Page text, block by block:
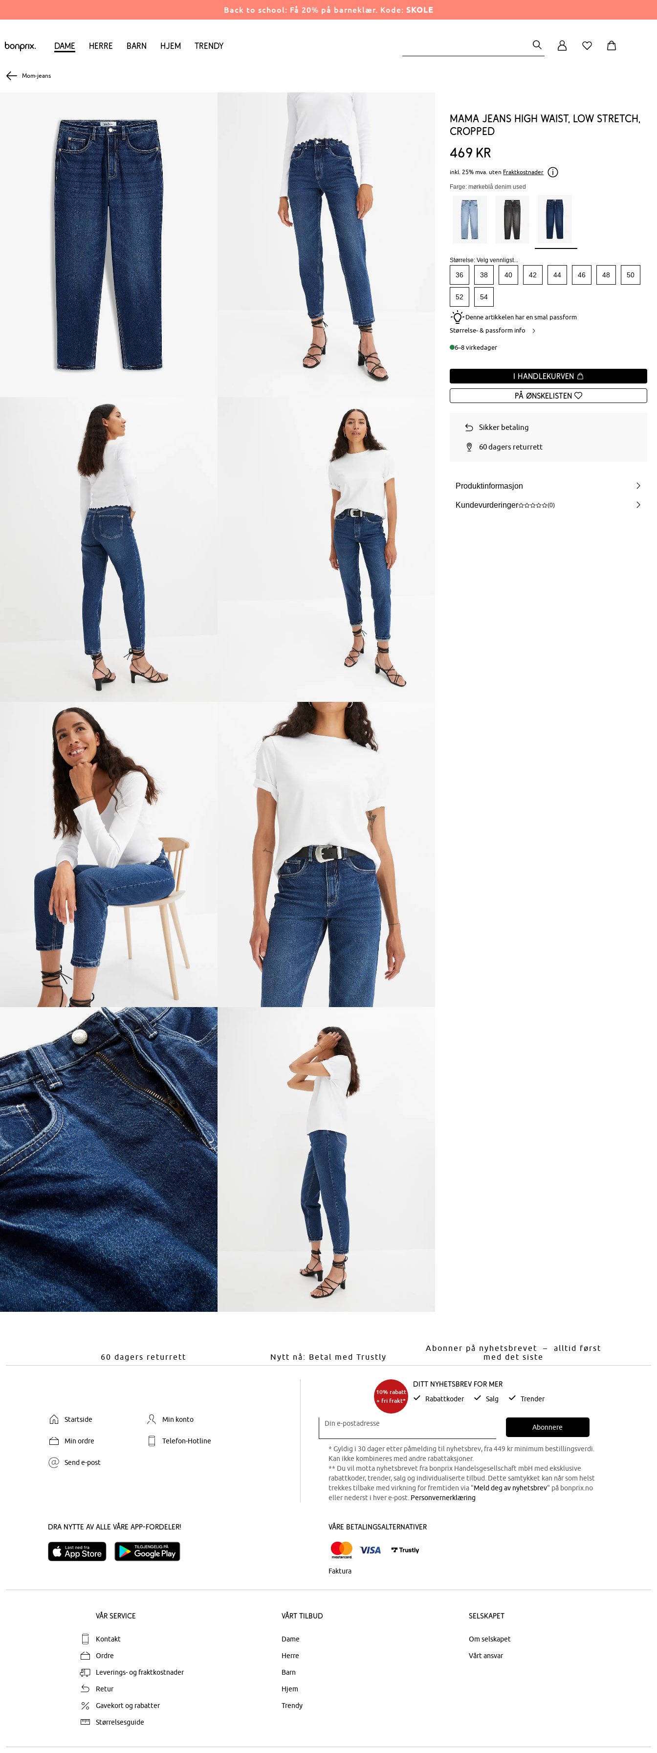
Back to school: Få 20% på barneklær. Kode: SKOLE
Dame Herre Barn Hjem Trendy
Mom-jeans
Mama jeans High Waist, Low Stretch,
cropped
469 kr
inkl. 25% mva. uten Fraktkostnader
Farge: mørkeblå denim used
Størrelse:Velg vennligst...
36 38 40 42 44 46 48 50
52 54
Denne artikkelen har en smal passform
Størrelse- & passform info
6–8 virkedager
I handlekurven
På ønskelisten
Sikker betaling
60 dagers returrett
Produktinformasjon
Kundevurderinger (0)
60 dagers returrett Nytt nå: Betal med Trustly
Abonner på nyhetsbrevet – alltid først
med det siste
Startside Min konto
Min ordre Telefon-Hotline
Send e-post
10% rabatt
+ fri frakt*
Ditt nyhetsbrev for mer
Rabattkoder Salg Trender
Din e-postadresse Abonnere
* Gyldig i 30 dager etter påmelding til nyhetsbrev, fra 449 kr minimum bestillingsverdi.
Kan ikke kombineres med andre rabattaksjoner.
** Du vil motta nyhetsbrevet fra bonprix Handelsgesellschaft mbH med eksklusive
rabattkoder, trender, salg og individualiserte tilbud. Dette samtykket kan når som helst
trekkes tilbake med virkning for fremtiden via "Meld deg av nyhetsbrev" på bonprix.no
eller nederst i hver e-post. Personvernerklæring
Dra nytte av alle våre app-fordeler! Våre betalingsalternativer
Faktura
Vår service
Kontakt
Ordre
Leverings- og fraktkostnader
Retur
Gavekort og rabatter
Størrelsesguide
Vårt tilbud
Dame
Herre
Barn
Hjem
Trendy
Selskapet
Om selskapet
Vårt ansvar